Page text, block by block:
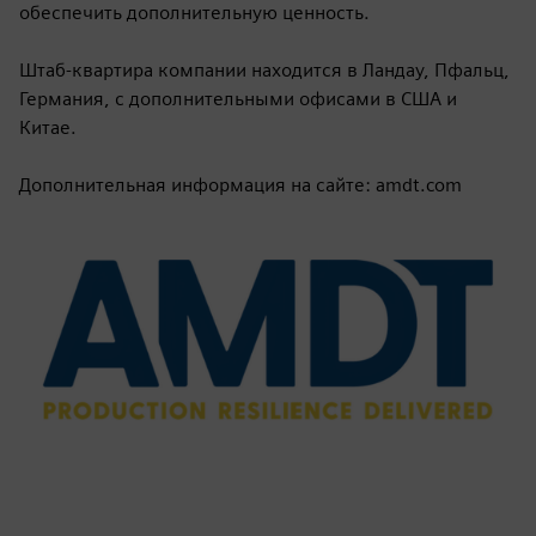
обеспечить дополнительную ценность.
Штаб-квартира компании находится в Ландау, Пфальц,
Германия, с дополнительными офисами в США и
Китае.
Дополнительная информация на сайте: amdt.com